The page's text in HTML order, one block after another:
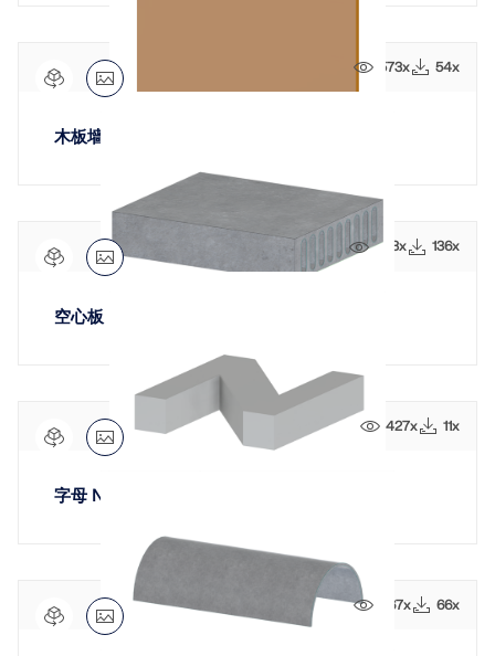
573x 54x
木板墙
1123x 136x
空心板
427x 11x
字母 N
1167x 66x